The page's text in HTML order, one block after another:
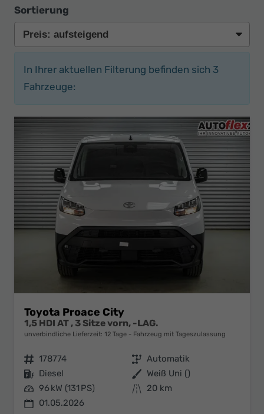
Sortierung
In Ihrer aktuellen Filterung befinden sich 3
Fahrzeuge:
Toyota Proace City
1,5 HDI AT , 3 Sitze vorn, -LAG.
unverbindliche Lieferzeit: 12 Tage Fahrzeug mit Tageszulassung
Fahrzeugnr. 178774 Getriebe Automatik
Kraftstoff Diesel Außenfarbe Weiß Uni ()
Leistung 96 kW (131 PS) Kilometerstand
20 km
01.05.2026